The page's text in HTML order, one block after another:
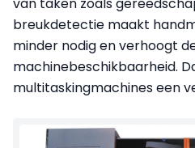
breukdetectie maakt
minder nodig en verhoogt
machinebeschikbaarheid.
multitaskingmachines een